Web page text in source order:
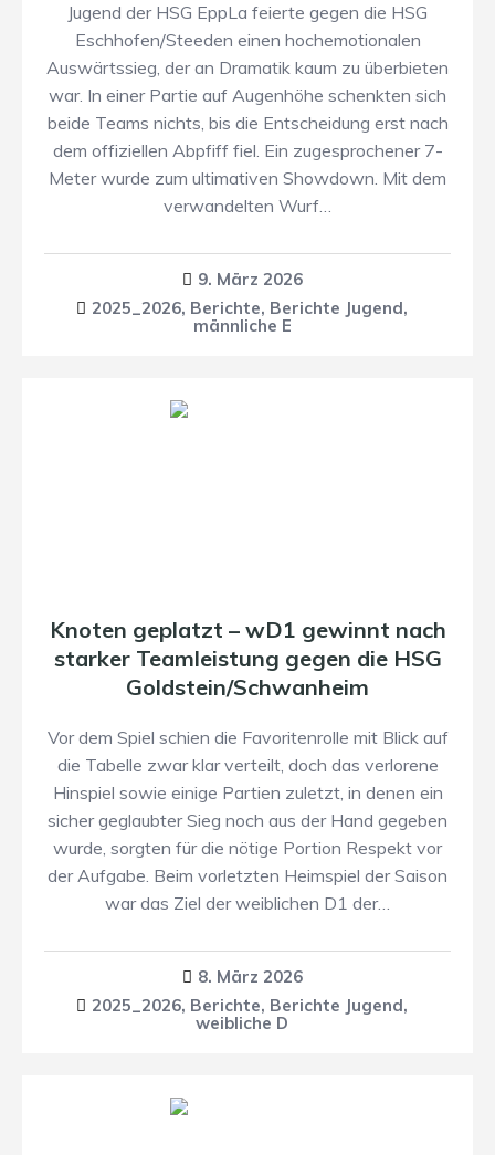
Jugend der HSG EppLa feierte gegen die HSG
Eschhofen/Steeden einen hochemotionalen
Auswärtssieg, der an Dramatik kaum zu überbieten
war. In einer Partie auf Augenhöhe schenkten sich
beide Teams nichts, bis die Entscheidung erst nach
dem offiziellen Abpfiff fiel. Ein zugesprochener 7-
Meter wurde zum ultimativen Showdown. Mit dem
verwandelten Wurf…
9. März 2026
2025_2026, Berichte, Berichte Jugend,
männliche E
Knoten geplatzt – wD1 gewinnt nach
starker Teamleistung gegen die HSG
Goldstein/Schwanheim
Vor dem Spiel schien die Favoritenrolle mit Blick auf
die Tabelle zwar klar verteilt, doch das verlorene
Hinspiel sowie einige Partien zuletzt, in denen ein
sicher geglaubter Sieg noch aus der Hand gegeben
wurde, sorgten für die nötige Portion Respekt vor
der Aufgabe. Beim vorletzten Heimspiel der Saison
war das Ziel der weiblichen D1 der…
8. März 2026
2025_2026, Berichte, Berichte Jugend,
weibliche D